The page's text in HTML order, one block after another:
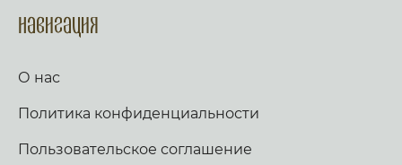
Навигация
О нас
Политика конфиденциальности
Пользовательское соглашение